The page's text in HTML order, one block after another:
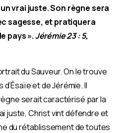
vrai juste. Son règne sera
sagesse, et pratiquera
pays ».Jérémie 23 : 5,
du Sauveur. On le trouve
et de Jérémie. Il
serait caractérisé par la
juste, Christ vint défendre et
du rétablissement de toutes